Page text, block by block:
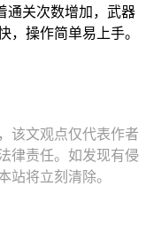
通关次数增加，武器
，操作简单易上手。
该文观点仅代表作者
律责任。如发现有侵
站将立刻清除。